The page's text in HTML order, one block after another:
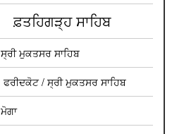
ਫ਼ਤਹਿਗੜ੍ਹ ਸਾਹਿਬ
ਸ੍ਰੀ ਮੁਕਤਸਰ ਸਾਹਿਬ
ਫਰੀਦਕੋਟ / ਸ੍ਰੀ ਮੁਕਤਸਰ ਸਾਹਿਬ
ਮੋਗਾ